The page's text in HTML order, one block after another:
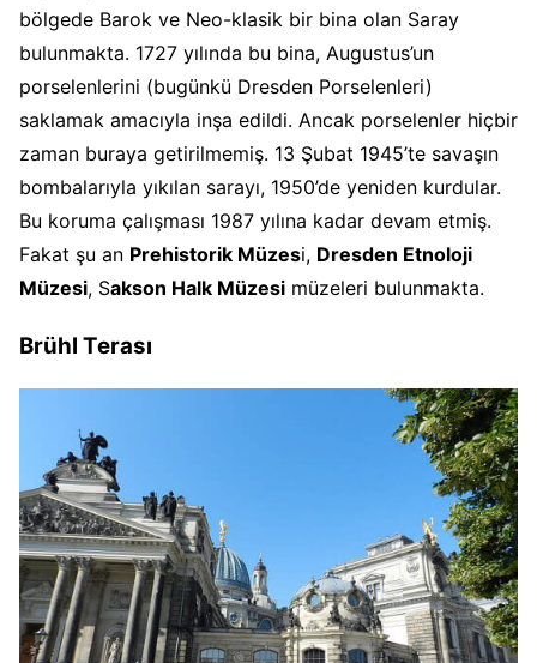
bölgede Barok ve Neo-klasik bir bina olan Saray
bulunmakta. 1727 yılında bu bina, Augustus’un
porselenlerini (bugünkü Dresden Porselenleri)
saklamak amacıyla inşa edildi. Ancak porselenler hiçbir
zaman buraya getirilmemiş. 13 Şubat 1945’te savaşın
bombalarıyla yıkılan sarayı, 1950’de yeniden kurdular.
Bu koruma çalışması 1987 yılına kadar devam etmiş.
Fakat şu an Prehistorik Müzesi, Dresden Etnoloji
Müzesi, Sakson Halk Müzesi müzeleri bulunmakta.
Brühl Terası